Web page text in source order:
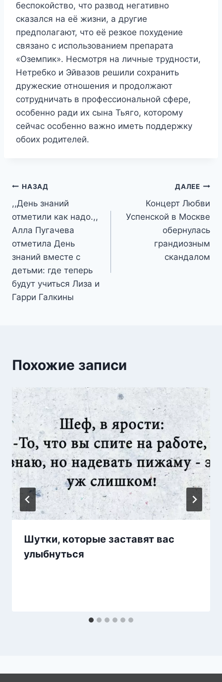
беспокойство, что развод негативно
сказался на её жизни, а другие
предполагают, что её резкое похудение
связано с использованием препарата
«Оземпик». Несмотря на личные трудности,
Нетребко и Эйвазов решили сохранить
дружеские отношения и продолжают
сотрудничать в профессиональной сфере,
особенно ради их сына Тьяго, которому
сейчас особенно важно иметь поддержку
обоих родителей​.
Навигация
по
записям
НАЗАД
,,День знаний
отметили как надо.,,
Алла Пугачева
отметила День
знаний вместе с
детьми: где теперь
будут учиться Лиза и
Гарри Галкины
ДАЛЕЕ
Концерт Любви
Успенской в Москве
обернулась
грандиозным
скандалом
Похожие записи
Шутки, которые заставят вас
улыбнуться